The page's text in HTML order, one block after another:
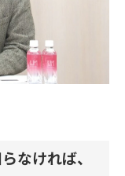
なければ、